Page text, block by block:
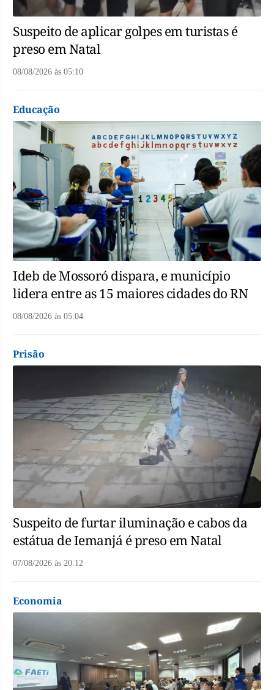
Suspeito de aplicar golpes em turistas é
preso em Natal
08/08/2026 às 05:10
Educação
Ideb de Mossoró dispara, e município
lidera entre as 15 maiores cidades do RN
08/08/2026 às 05:04
Prisão
Suspeito de furtar iluminação e cabos da
estátua de Iemanjá é preso em Natal
07/08/2026 às 20:12
Economia